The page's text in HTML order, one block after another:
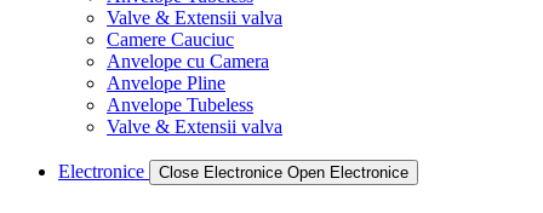
Valve & Extensii valva
Camere Cauciuc
Anvelope cu Camera
Anvelope Pline
Anvelope Tubeless
Valve & Extensii valva
Electronice Close Electronice Open Electronice